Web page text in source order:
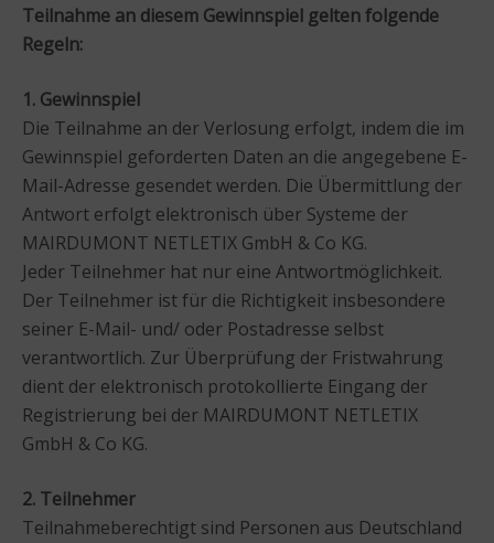
Teilnahme an diesem Gewinnspiel gelten folgende
Regeln:
1. Gewinnspiel
Die Teilnahme an der Verlosung erfolgt, indem die im
Gewinnspiel geforderten Daten an die angegebene E-
Mail-Adresse gesendet werden. Die Übermittlung der
Antwort erfolgt elektronisch über Systeme der
MAIRDUMONT NETLETIX GmbH & Co KG.
Jeder Teilnehmer hat nur eine Antwortmöglichkeit.
Der Teilnehmer ist für die Richtigkeit insbesondere
seiner E-Mail- und/ oder Postadresse selbst
verantwortlich. Zur Überprüfung der Fristwahrung
dient der elektronisch protokollierte Eingang der
Registrierung bei der MAIRDUMONT NETLETIX
GmbH & Co KG.
2. Teilnehmer
Teilnahmeberechtigt sind Personen aus Deutschland